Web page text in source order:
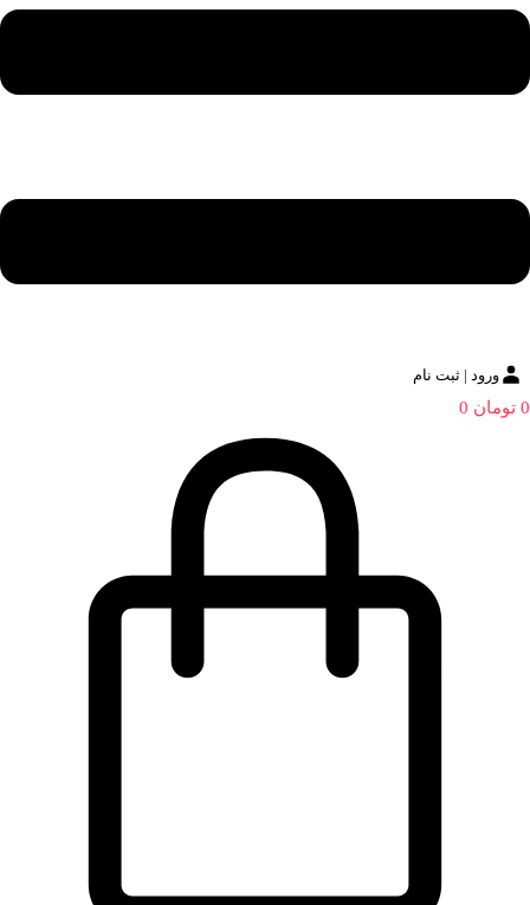
ورود | ثبت نام
0 تومان 0